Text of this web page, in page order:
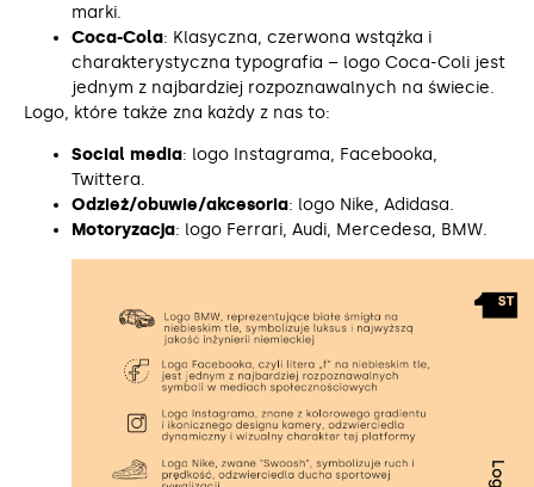
marki.
Coca-Cola: Klasyczna, czerwona wstążka i
charakterystyczna typografia – logo Coca-Coli jest
jednym z najbardziej rozpoznawalnych na świecie.
Logo, które także zna każdy z nas to:
Social media: logo Instagrama, Facebooka,
Twittera.
Odzież/obuwie/akcesoria: logo Nike, Adidasa.
Motoryzacja: logo Ferrari, Audi, Mercedesa, BMW.